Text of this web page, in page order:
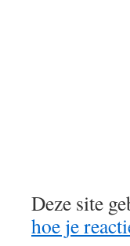
Deze site
hoe je